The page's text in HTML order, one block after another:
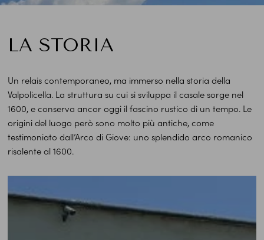
LA STORIA
Un relais contemporaneo, ma immerso nella storia della
Valpolicella. La struttura su cui si sviluppa il casale sorge nel
1600, e conserva ancor oggi il fascino rustico di un tempo. Le
origini del luogo però sono molto più antiche, come
testimoniato dall’Arco di Giove: uno splendido arco romanico
risalente al 1600.